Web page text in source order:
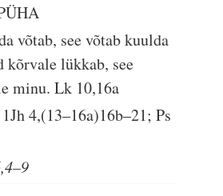
võtab, see võtab kuulda
kõrvale lükkab, see
minu.Lk 10,16a
4,(13–16a)16b–21; Ps